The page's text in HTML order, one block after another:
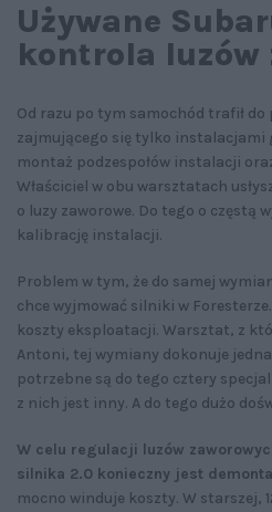
Używane
kontrola luzów
Od razu po tym samochód trafił
zajmującego się tylko instalacjami
montaż podzespołów instalacji
Właściciel w obu warsztatach
o luzy zaworowe. Do tego o częstą
kalibrację instalacji.
Problem w tym, że do samej
chce wyjmować silniki w
koszty eksploatacji. Warsztat, z
Antoni, tej wymiany dokonuje
potrzebne są do tego cztery
z nich jest inny. A do tego dużo
W celu regulacji luzów
silnika 2.0 konieczny jest
mocno winduje koszty. W starszej,